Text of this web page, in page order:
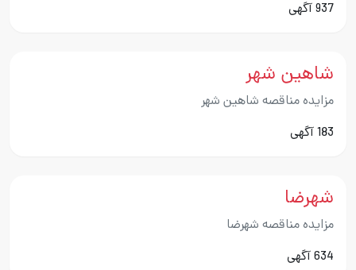
937 آگهی
شاهین شهر
مزایده مناقصه شاهین شهر
183 آگهی
شهرضا
مزایده مناقصه شهرضا
634 آگهی